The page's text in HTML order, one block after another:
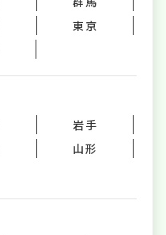
東京
岩手
山形